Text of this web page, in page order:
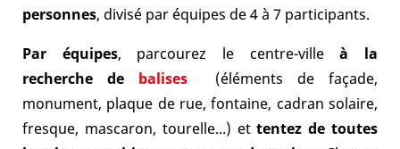
personnes, divisé par équipes de 4 à 7 participants.
Par équipes, parcourez le centre-villeà la
recherche de balises
(éléments de façade,
monument, plaque de rue, fontaine, cadran solaire,
fresque, mascaron, tourelle...) ettentez de toutes